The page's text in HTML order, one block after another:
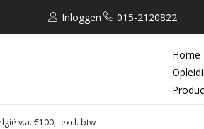
Inloggen 015-2120822
Home
v.a. €100,- excl. btw